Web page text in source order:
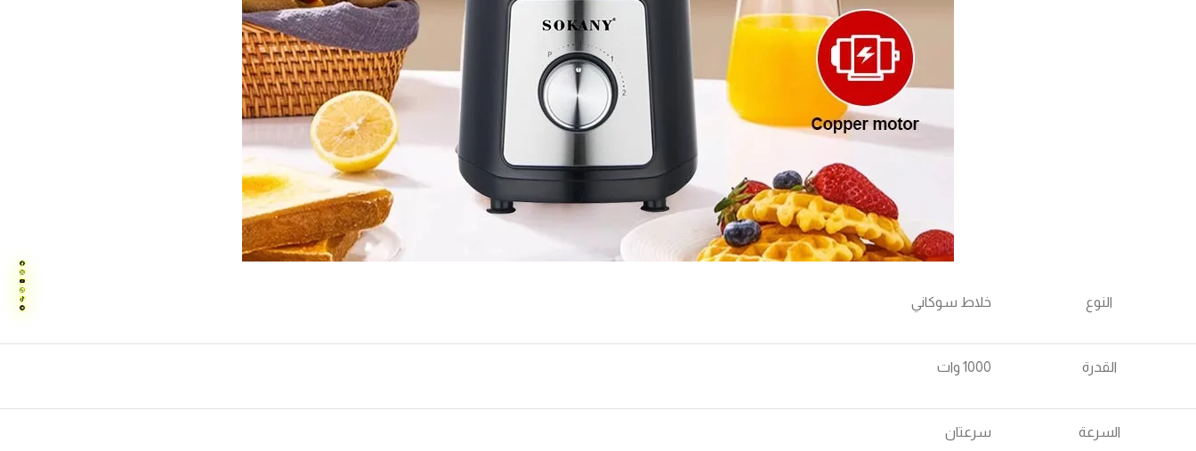
النوع خلاط سوكاني
القدرة 1000 وات
السرعة سرعتان